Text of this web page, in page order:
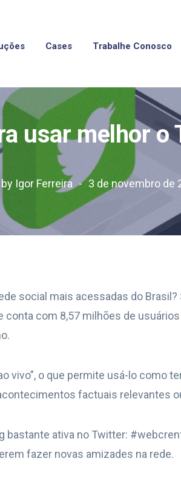
Cases Trabalhe Conosco
usar melhor o
by Igor Ferreira 3 de novembro de
social mais acessadas do
conta com 8,57 milhões de
vivo”, o que permite usá-lo como
factuais relevantes
bastante ativa no Twitter:
fazer novas amizades na rede.